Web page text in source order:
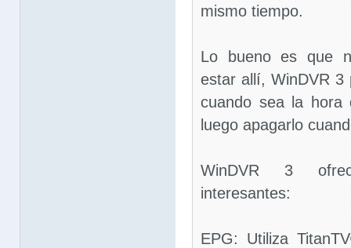
mismo tiempo.
Lo bueno es que
estar allí, WinDVR 3
cuando sea la hora
luego apagarlo
WinDVR 3
interesantes:
EPG: Utiliza